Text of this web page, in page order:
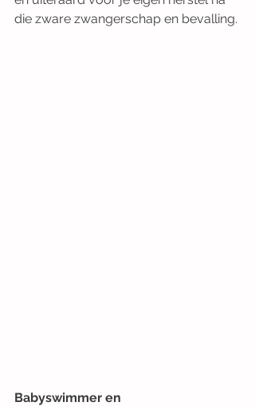
die zware zwangerschap en bevalling.
Babyswimmer en